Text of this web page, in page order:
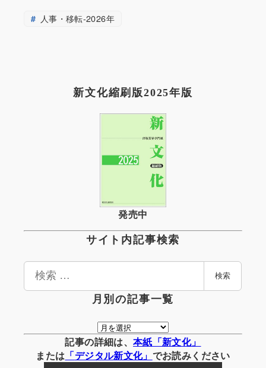
人事・移転-2026年
新文化縮刷版2025年版
発売中
サイト内記事検索
検
検索
月別の記事一覧
月
別
の
記事の詳細は、 本紙「新文化」
または 「デジタル新文化」 でお読みください